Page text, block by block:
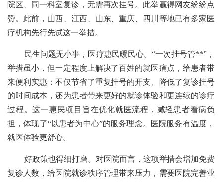
院区、同一科室复诊，无需再次挂号。此举赢得网友纷纷点
赞。此前，山西、江西、山东、重庆、四川等地已有多家医
疗机构先行先试这一举措。
民生问题无小事，医疗惠民暖民心。“一次挂号管**”，
举措虽小，但一定程度上解决了百姓的就医痛点，给患者带
来便利实惠：不仅节省了重复挂号的开支、降低了复诊挂号
的时间成本，还为患者带来更好的就诊体验和更连续的诊疗
过程。这一惠民项目旨在优化就医流程，减轻患者看病负
担，体现了“以患者为中心”的服务理念。医院服务有温度，
就医体验更舒心。
好政策也得细打磨。对医院而言，这项举措会增加免费
复诊人数，给医院就诊秩序管理带来压力，需要医院完善业